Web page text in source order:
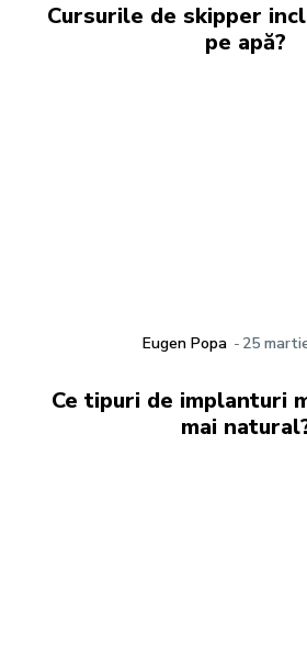
Cursurile de skipper
pe apă?
Eugen Popa - 25
Ce tipuri de implanturi
mai